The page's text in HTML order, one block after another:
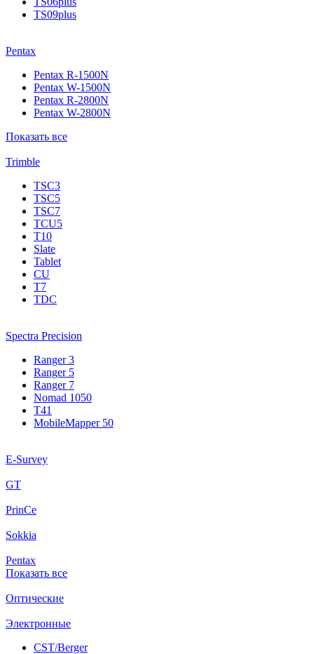
TS09plus
Pentax
Pentax R-1500N
Pentax W-1500N
Pentax R-2800N
Pentax W-2800N
Показать все
Trimble
TSC3
TSC5
TSC7
TCU5
T10
Slate
Tablet
CU
T7
TDC
Spectra Precision
Ranger 3
Ranger 5
Ranger 7
Nomad 1050
T41
MobileMapper 50
E-Survey
GT
PrinCe
Sokkia
Pentax
Показать все
Оптические
Электронные
CST/Berger